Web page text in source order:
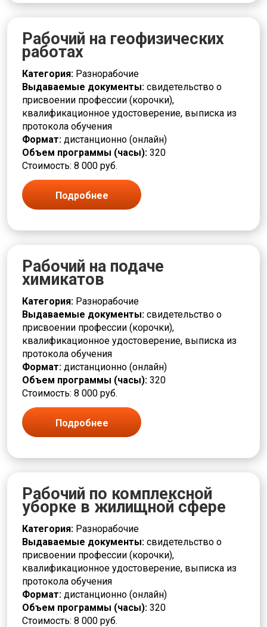
Штамповщик
Экология и природопользование
Электромонтер
Электротехника и энергетика
Рабочий на геофизических
работах
Категория: Разнорабочие
Выдаваемые документы: свидетельство о
присвоении профессии (корочки),
квалификационное удостоверение, выписка из
протокола обучения
Формат: дистанционно (онлайн)
Объем программы (часы): 320
Стоимость: 8 000 руб.
Подробнее
Рабочий на подаче
химикатов
Категория: Разнорабочие
Выдаваемые документы: свидетельство о
присвоении профессии (корочки),
квалификационное удостоверение, выписка из
протокола обучения
Формат: дистанционно (онлайн)
Объем программы (часы): 320
Стоимость: 8 000 руб.
Подробнее
Рабочий по комплексной
уборке в жилищной сфере
Категория: Разнорабочие
Выдаваемые документы: свидетельство о
присвоении профессии (корочки),
квалификационное удостоверение, выписка из
протокола обучения
Формат: дистанционно (онлайн)
Объем программы (часы): 320
Стоимость: 8 000 руб.